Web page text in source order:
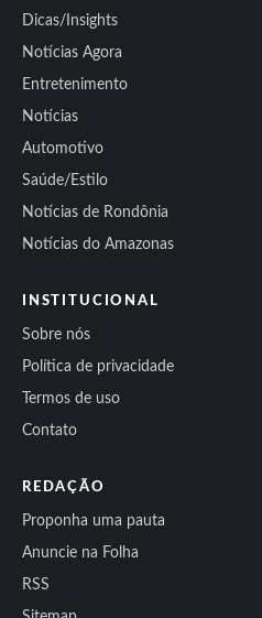
Dicas/Insights
Notícias Agora
Entretenimento
Notícias
Automotivo
Saúde/Estilo
Notícias de Rondônia
Notícias do Amazonas
INSTITUCIONAL
Sobre nós
Política de privacidade
Termos de uso
Contato
REDAÇÃO
Proponha uma pauta
Anuncie na Folha
RSS